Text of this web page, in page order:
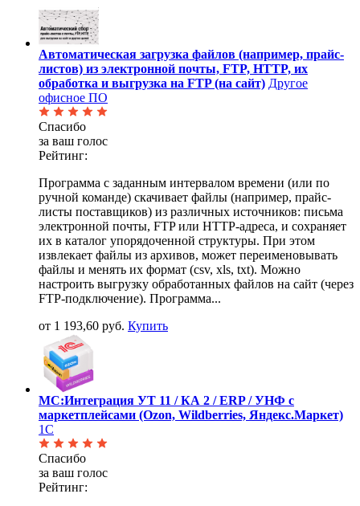
Автоматическая загрузка файлов (например, прайс-
листов) из электронной почты, FTP, HTTP, их
обработка и выгрузка на FTP (на сайт) Другое
офисное ПО
Спасибо
за ваш голос
Рейтинг:
Программа с заданным интервалом времени (или по
ручной команде) скачивает файлы (например, прайс-
листы поставщиков) из различных источников: письма
электронной почты, FTP или HTTP-адреса, и сохраняет
их в каталог упорядоченной структуры. При этом
извлекает файлы из архивов, может переименовывать
файлы и менять их формат (csv, xls, txt). Можно
настроить выгрузку обработанных файлов на сайт (через
FTP-подключение). Программа...
от 1 193,60 руб. Купить
МС:Интеграция УТ 11 / КА 2 / ERP / УНФ с
маркетплейсами (Ozon, Wildberries, Яндекс.Маркет)
1С
Спасибо
за ваш голос
Рейтинг: